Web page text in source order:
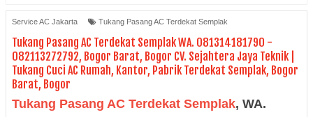
Service AC Jakarta Tukang Pasang AC Terdekat Semplak
Tukang Pasang AC Terdekat Semplak WA. 081314181790 -
082113272792, Bogor Barat, Bogor CV. Sejahtera Jaya Teknik |
Tukang Cuci AC Rumah, Kantor, Pabrik Terdekat Semplak, Bogor
Barat, Bogor
Tukang Pasang AC Terdekat Semplak, WA.